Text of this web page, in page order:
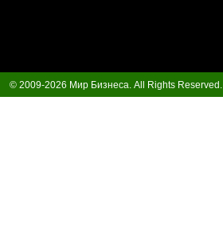
© 2009-2026 Мир Бизнеса. All Rights Reserved.